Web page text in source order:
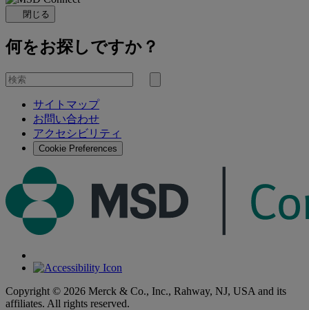
閉じる
何をお探しですか？
を
検
サイトマップ
お問い合わせ
アクセシビリティ
Cookie Preferences
Copyright © 2026 Merck & Co., Inc., Rahway, NJ, USA and its
affiliates. All rights reserved.